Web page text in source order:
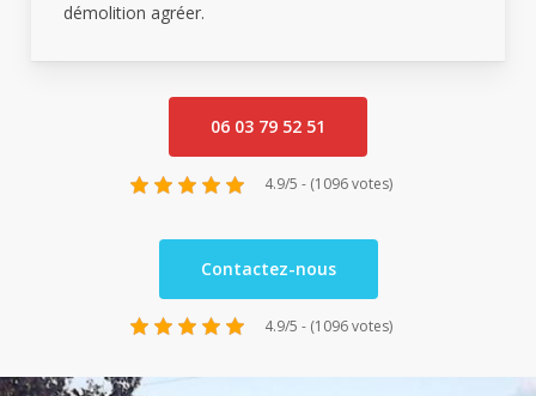
démolition agréer.
06 03 79 52 51
4.9/5 - (1096 votes)
Contactez-nous
4.9/5 - (1096 votes)